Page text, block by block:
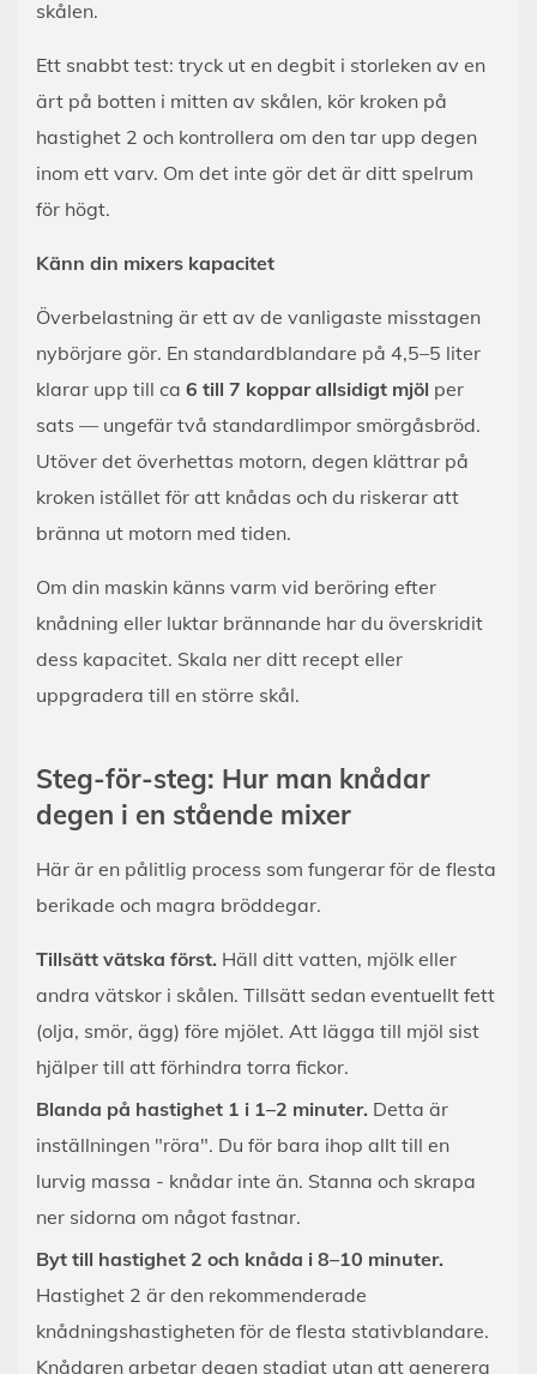
skålen.
Ett snabbt test: tryck ut en degbit i storleken av en
ärt på botten i mitten av skålen, kör kroken på
hastighet 2 och kontrollera om den tar upp degen
inom ett varv. Om det inte gör det är ditt spelrum
för högt.
Känn din mixers kapacitet
Överbelastning är ett av de vanligaste misstagen
nybörjare gör. En standardblandare på 4,5–5 liter
klarar upp till ca 6 till 7 koppar allsidigt mjöl per
sats — ungefär två standardlimpor smörgåsbröd.
Utöver det överhettas motorn, degen klättrar på
kroken istället för att knådas och du riskerar att
bränna ut motorn med tiden.
Om din maskin känns varm vid beröring efter
knådning eller luktar brännande har du överskridit
dess kapacitet. Skala ner ditt recept eller
uppgradera till en större skål.
Steg-för-steg: Hur man knådar
degen i en stående mixer
Här är en pålitlig process som fungerar för de flesta
berikade och magra bröddegar.
Tillsätt vätska först. Häll ditt vatten, mjölk eller
andra vätskor i skålen. Tillsätt sedan eventuellt fett
(olja, smör, ägg) före mjölet. Att lägga till mjöl sist
hjälper till att förhindra torra fickor.
Blanda på hastighet 1 i 1–2 minuter. Detta är
inställningen "röra". Du för bara ihop allt till en
lurvig massa - knådar inte än. Stanna och skrapa
ner sidorna om något fastnar.
Byt till hastighet 2 och knåda i 8–10 minuter.
Hastighet 2 är den rekommenderade
knådningshastigheten för de flesta stativblandare.
Knådaren arbetar degen stadigt utan att generera